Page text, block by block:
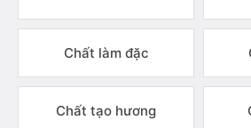
Chất làm đặc
Chất tạo hương